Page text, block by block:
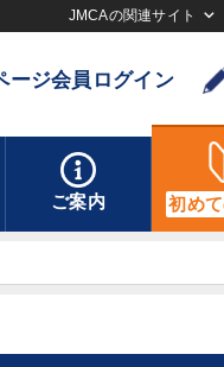
JMCAの関連サイト
ージ会員ログイン
ご案内 初め